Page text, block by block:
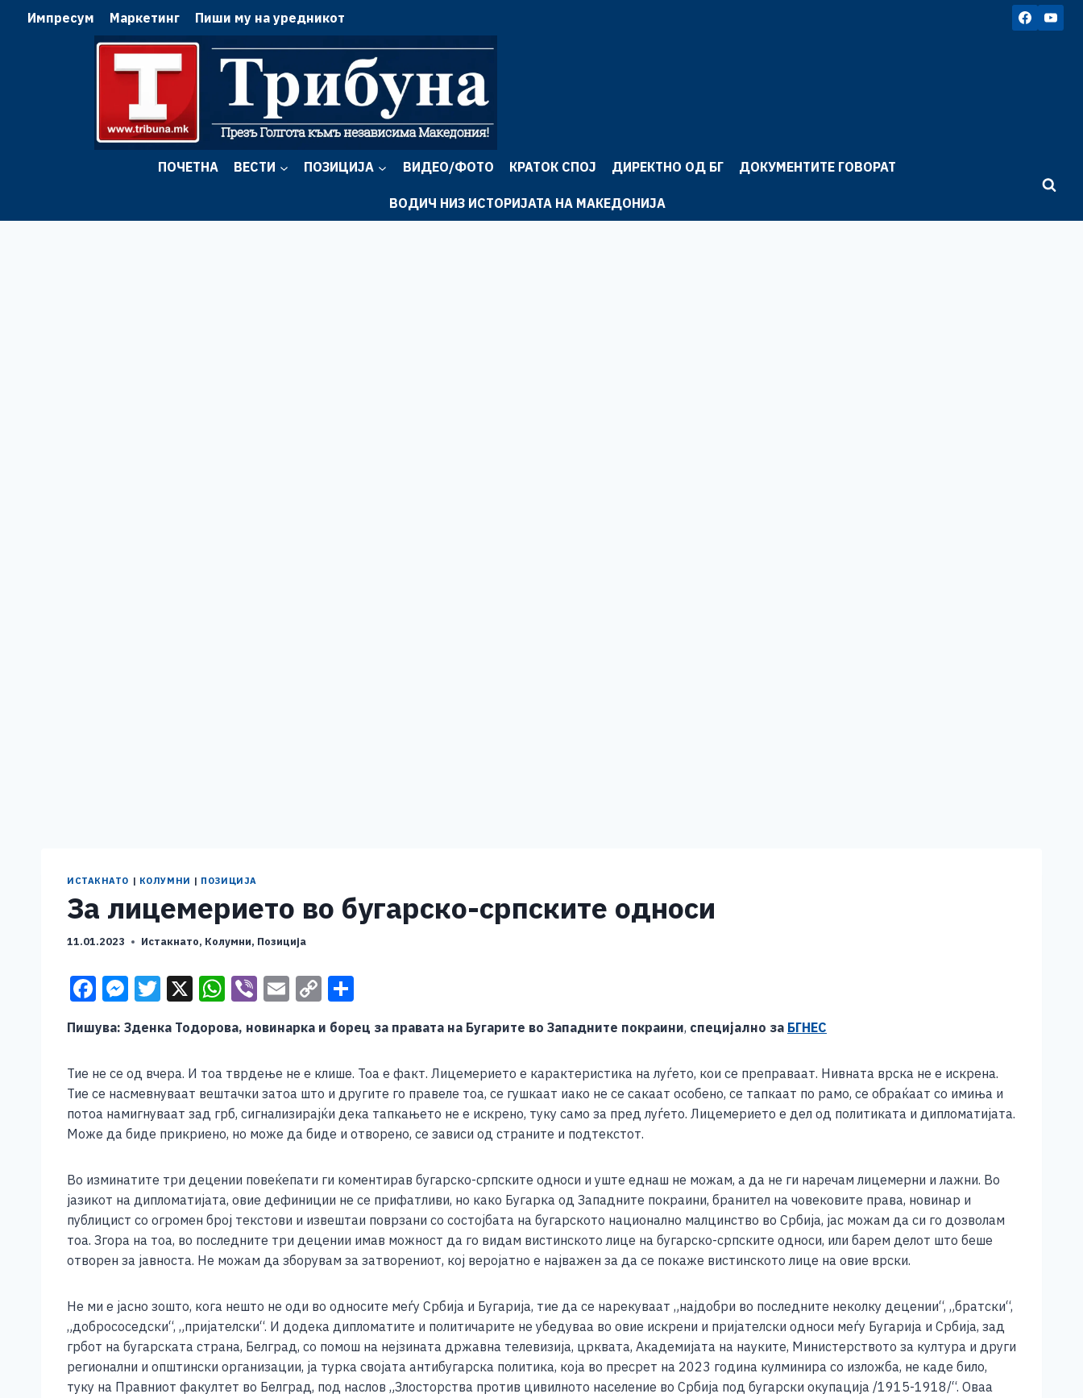
Импресум Маркетинг Пиши му на уредникот
ПОЧЕТНА ВЕСТИ ПОЗИЦИЈА ВИДЕО/ФОТО КРАТОК СПОЈ ДИРЕКТНО ОД БГ ДОКУМЕНТИТЕ ГОВОРАТ
ВОДИЧ НИЗ ИСТОРИЈАТА НА МАКЕДОНИЈА
ИСТАКНАТО | КОЛУМНИ | ПОЗИЦИЈА
За лицемерието во бугарско-српските односи
11.01.2023 Истакнато, Колумни, Позиција
F
c
e
b
o
o
k
M
e
ss
e
n
g
er
T
wi
tt
er
X W
at
s
A
p
p
Vi
er
E
ai
l
C
o
p
y
Li
n
k
ar
e
Пишува: Зденка Тодорова, новинарка и борец за правата на Бугарите во Западните покраини, специјално за БГНЕС
Тие не се од вчера. И тоа тврдење не е клише. Тоа е факт. Лицемерието е карактеристика на луѓето, кои се преправаат. Нивната врска не е искрена.
Тие се насмевнуваат вештачки затоа што и другите го правеле тоа, се гушкаат иако не се сакаат особено, се тапкаат по рамо, се обраќаат со имиња и
потоа намигнуваат зад грб, сигнализирајќи дека тапкањето не е искрено, туку само за пред луѓето. Лицемерието е дел од политиката и дипломатијата.
Може да биде прикриено, но може да биде и отворено, се зависи од страните и подтекстот.
Во изминатите три децении повеќепати ги коментирав бугарско-српските односи и уште еднаш не можам, a да не ги наречам лицемерни и лажни. Во
јазикот на дипломатијата, овие дефиниции не се прифатливи, но како Бугарка од Западните покраини, бранител на човековите права, новинар и
публицист со огромен број текстови и извештаи поврзани со состојбата на бугарското национално малцинство во Србија, јас можам да си го дозволам
тоа. Згора на тоа, во последните три децении имав можност да го видам вистинското лице на бугарско-српските односи, или барем делот што беше
отворен за јавноста. Не можам да зборувам за затворениот, кој веројатно е најважен за да се покаже вистинското лице на овие врски.
Не ми е јасно зошто, кога нешто не оди во односите меѓу Србија и Бугарија, тие да се нарекуваат „најдобри во последните неколку децении“, „братски“,
„добрососедски“, „пријателски“. И додека дипломатите и политичарите не убедуваа во овие искрени и пријателски односи меѓу Бугарија и Србија, зад
грбот на бугарската страна, Белград, со помош на нејзината државна телевизија, црквата, Академијата на науките, Министерството за култура и други
регионални и општински организации, ја турка својата антибугарска политика, која во пресрет на 2023 година кулминира со изложба, не каде било,
туку на Правниот факултет во Белград, под наслов „Злосторства против цивилното население во Србија под бугарски окупација /1915-1918/“. Оваа